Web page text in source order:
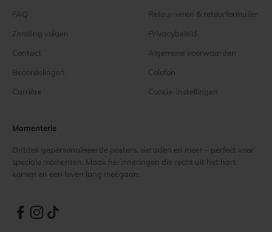
FAQ
Zending volgen
Contact
Beoordelingen
Carrière
Retourneren & retourformulier
Privacybeleid
Algemene voorwaarden
Colofon
Cookie-instellingen
Momenterie
Ontdek gepersonaliseerde posters, sieraden en meer – perfect voor
speciale momenten. Maak herinneringen die recht uit het hart
komen en een leven lang meegaan.